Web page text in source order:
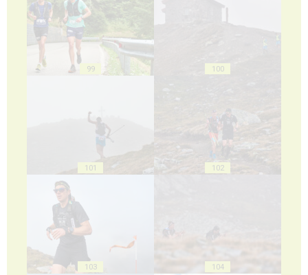
99 100
101 102
103 104